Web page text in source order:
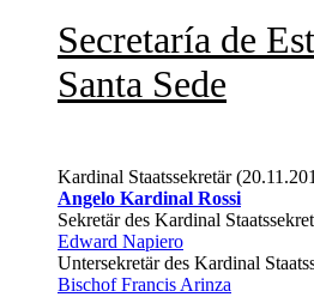
Secretaría de
Santa Sede
Kardinal Staatssekretär
Angelo Kardinal Rossi
Sekretär des Kardinal
Edward Napiero
Untersekretär des Kardinal
Bischof Francis Arinza